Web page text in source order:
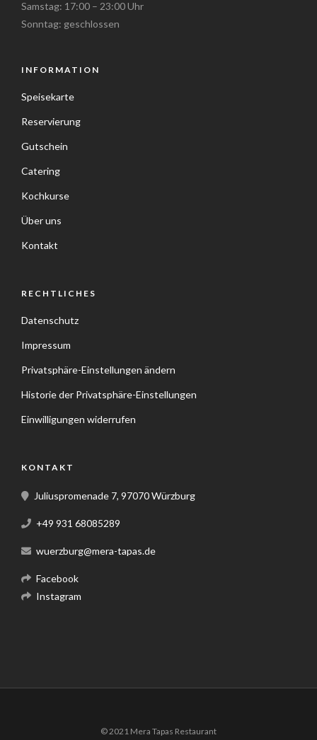
Samstag: 17:00 – 23:00 Uhr
Sonntag: geschlossen
INFORMATION
Speisekarte
Reservierung
Gutschein
Catering
Kochkurse
Über uns
Kontakt
RECHTLICHES
Datenschutz
Impressum
Privatsphäre-Einstellungen ändern
Historie der Privatsphäre-Einstellungen
Einwilligungen widerrufen
KONTAKT
Juliuspromenade 7, 97070 Würzburg
+49 931 68085289
wuerzburg@mera-tapas.de
Facebook
Instagram
© 2021 Mera Tapas Restaurant